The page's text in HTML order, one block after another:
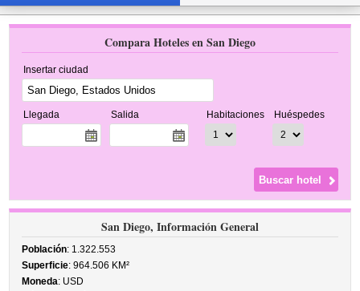
Compara Hoteles en San Diego
Insertar ciudad
Llegada Salida Habitaciones Huéspedes
San Diego, Información General
Población: 1.322.553
Superficie: 964.506 KM²
Moneda: USD